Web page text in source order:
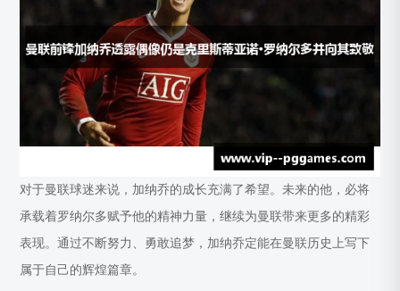
对于曼联球迷来说，加纳乔的成长充满了希望。未来的他，必将
承载着罗纳尔多赋予他的精神力量，继续为曼联带来更多的精彩
表现。通过不断努力、勇敢追梦，加纳乔定能在曼联历史上写下
属于自己的辉煌篇章。